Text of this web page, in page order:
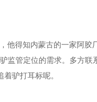
得知内蒙古的一家阿胶
监管定位的需求。多方
驴打耳标呢。